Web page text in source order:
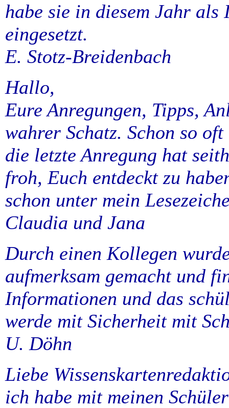
habe sie in diesem Jahr als
eingesetzt.
E. Stotz-Breidenbach
Hallo,
Eure Anregungen, Tipps,
wahrer Schatz. Schon so
die letzte Anregung hat
froh, Euch entdeckt zu
schon unter mein
Claudia und Jana
Durch einen Kollegen
aufmerksam gemacht und
Informationen und das
werde mit Sicherheit mit
U. Döhn
Liebe
ich habe mit meinen